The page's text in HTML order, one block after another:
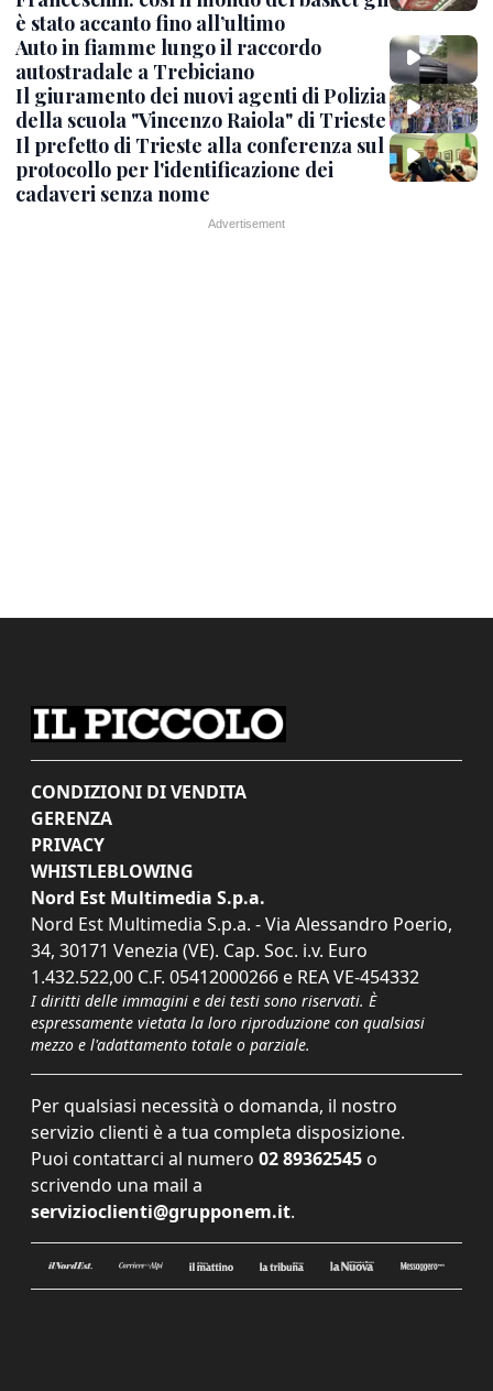
è stato accanto fino all’ultimo
Auto in fiamme lungo il raccordo
autostradale a Trebiciano
Il giuramento dei nuovi agenti di Polizia
della scuola "Vincenzo Raiola" di Trieste
Il prefetto di Trieste alla conferenza sul
protocollo per l'identificazione dei
cadaveri senza nome
CONDIZIONI DI VENDITA
GERENZA
PRIVACY
WHISTLEBLOWING
Nord Est Multimedia S.p.a.
Nord Est Multimedia S.p.a. - Via Alessandro Poerio,
34, 30171 Venezia (VE). Cap. Soc. i.v. Euro
1.432.522,00 C.F. 05412000266 e REA VE-454332
I diritti delle immagini e dei testi sono riservati. È
espressamente vietata la loro riproduzione con qualsiasi
mezzo e l'adattamento totale o parziale.
Per qualsiasi necessità o domanda, il nostro
servizio clienti è a tua completa disposizione.
Puoi contattarci al numero 02 89362545 o
scrivendo una mail a
servizioclienti@grupponem.it.